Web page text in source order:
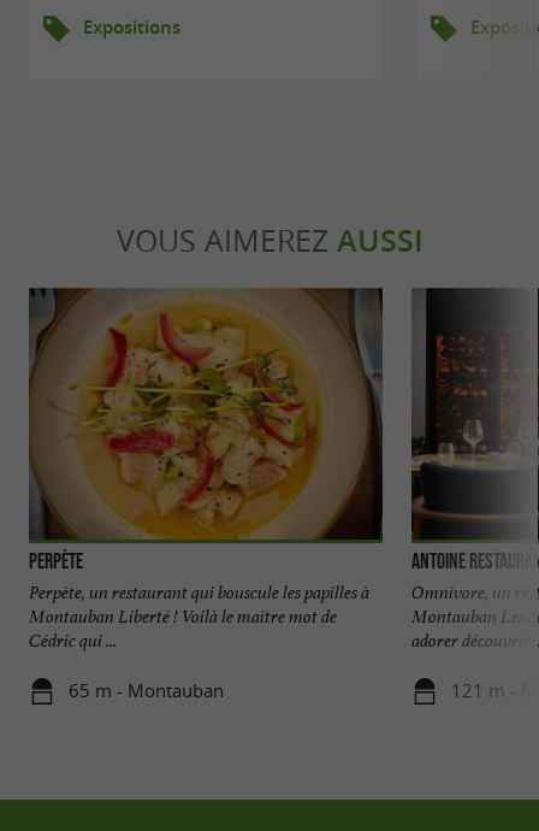
Expositions
VOUS AIMEREZ AUSSI
Perpète
Perpète, un restaurant qui bouscule les papilles à
Montauban Liberté ! Voilà le maître mot de
Cédric qui ...
65 m - Montauban
Antoine
Omnivore, un
Montauban Les
adorer découvrir
121 m -